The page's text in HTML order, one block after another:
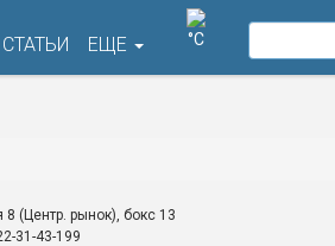
СТАТЬИ ЕЩЕ °C
8 (Центр. рынок), бокс 13
31-43-199